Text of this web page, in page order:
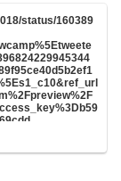
status/160389